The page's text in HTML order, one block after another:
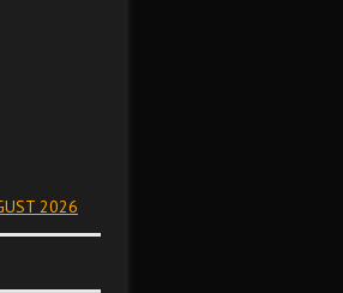
2026